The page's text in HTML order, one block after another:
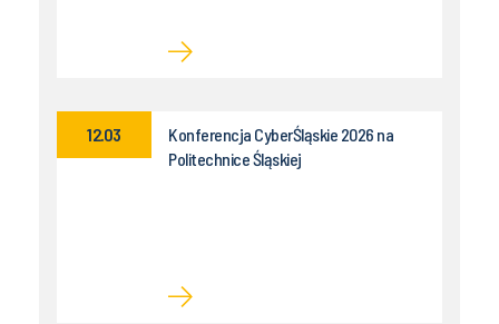
Konferencja CyberŚląskie 2026 na
Politechnice Śląskiej
12.03